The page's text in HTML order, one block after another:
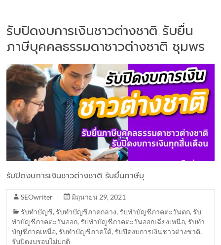
รับปิดงบการเงินชาวต่างชาติ รับยื่น
ภาษีบุคคลธรรมดาชาวต่างชาติ ชุมพร
รับปิดงบการเงินชาวต่างชาติ รับยื่นภาษีบุ
SEOwriter
มิถุนายน 29, 2021
รับทำบัญชี, รับทำบัญชีภาคกลาง, รับทำบัญชีภาคตะวันตก, รับ
ทำบัญชีภาคตะวันออก, รับทำบัญชีภาคตะวันออกเฉียงเหนือ, รับทำ
บัญชีภาคเหนือ, รับทำบัญชีภาคใต้, รับปิดงบการเงินชาวต่างชาติ,
รับปิดงบรอบไม่ปกติ